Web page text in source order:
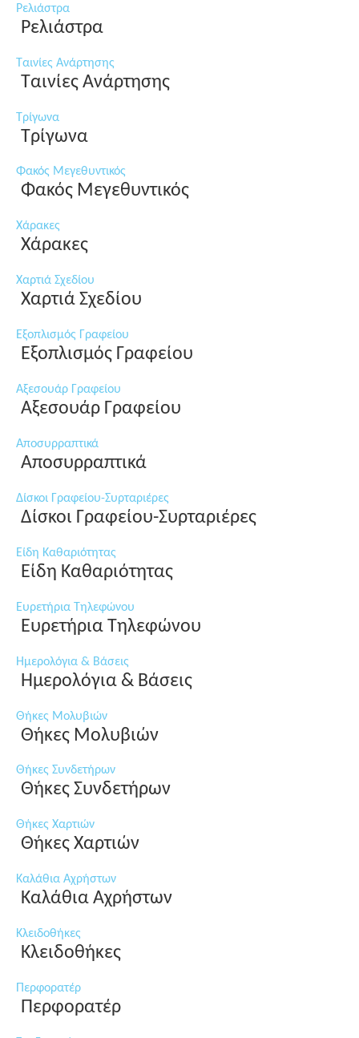
Ρελιάστρα
Ρελιάστρα
Ταινίες Ανάρτησης
Ταινίες Ανάρτησης
Τρίγωνα
Τρίγωνα
Φακός Μεγεθυντικός
Φακός Μεγεθυντικός
Χάρακες
Χάρακες
Χαρτιά Σχεδίου
Χαρτιά Σχεδίου
Εξοπλισμός Γραφείου
Εξοπλισμός Γραφείου
Αξεσουάρ Γραφείου
Αξεσουάρ Γραφείου
Αποσυρραπτικά
Αποσυρραπτικά
Δίσκοι Γραφείου-Συρταριέρες
Δίσκοι Γραφείου-Συρταριέρες
Είδη Καθαριότητας
Είδη Καθαριότητας
Ευρετήρια Τηλεφώνου
Ευρετήρια Τηλεφώνου
Ημερολόγια & Βάσεις
Ημερολόγια & Βάσεις
Θήκες Μολυβιών
Θήκες Μολυβιών
Θήκες Συνδετήρων
Θήκες Συνδετήρων
Θήκες Χαρτιών
Θήκες Χαρτιών
Καλάθια Αχρήστων
Καλάθια Αχρήστων
Κλειδοθήκες
Κλειδοθήκες
Περφορατέρ
Περφορατέρ